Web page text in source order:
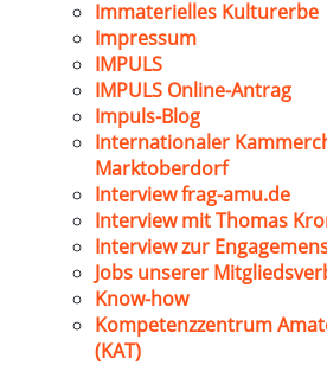
Immaterielles Kulturerbe
Impressum
IMPULS
IMPULS Online-Antrag
Impuls-Blog
Internationaler
Marktoberdorf
Interview frag-amu.de
Interview mit Thomas
Interview zur
Jobs unserer
Know-how
Kompetenzzentrum
(KAT)